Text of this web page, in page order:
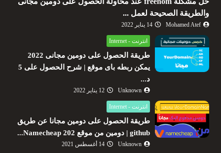
والطريقة الصحيحة لعمل ...
Mohamed Atef 14 يناير 2022
انترنت - Internet
طريقة الحصول على دومين مجانى 2022
يمكن ربطه باى موقع | شرح الحصول على 5
د...
Unknown 12 يناير 2022
انترنت - Internet
طريقة الحصول على دومين مجانا عن طريق
github | دومين من موقع Namecheap 202...
Unknown 14 أغسطس 2021